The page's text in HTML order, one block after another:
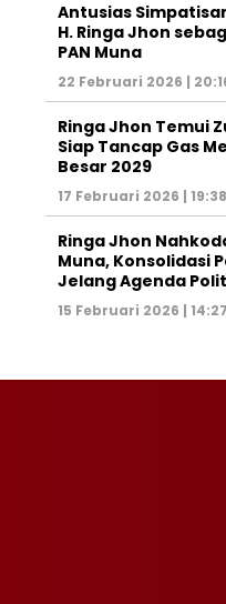
Antusias
H. Ringa Jhon
PAN Muna
22 Februari 2026 |
Ringa Jhon Temui
Siap Tancap Gas
Besar 2029
17 Februari 2026 |
Ringa Jhon
Muna, Konsolidasi
Jelang Agenda
15 Februari 2026 |